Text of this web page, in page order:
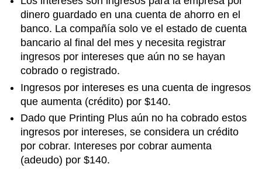
dinero guardado en una cuenta de ahorro en el
banco. La compañía solo ve el estado de cuenta
bancario al final del mes y necesita registrar
ingresos por intereses que aún no se hayan
cobrado o registrado.
Ingresos por intereses es una cuenta de ingresos
que aumenta (crédito) por $140.
Dado que Printing Plus aún no ha cobrado estos
ingresos por intereses, se considera un crédito
por cobrar. Intereses por cobrar aumenta
(adeudo) por $140.